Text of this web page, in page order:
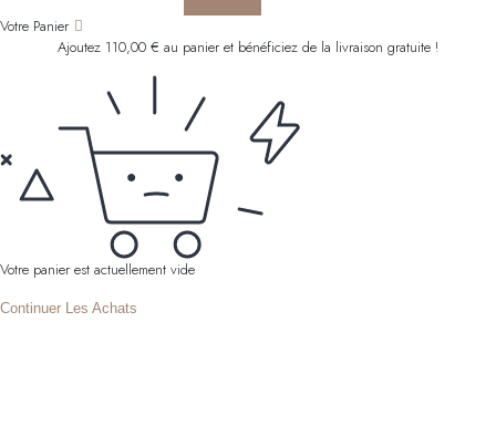
Votre Panier
Ajoutez 110,00 € au panier et bénéficiez de la livraison gratuite !
Votre panier est actuellement vide
Continuer Les Achats